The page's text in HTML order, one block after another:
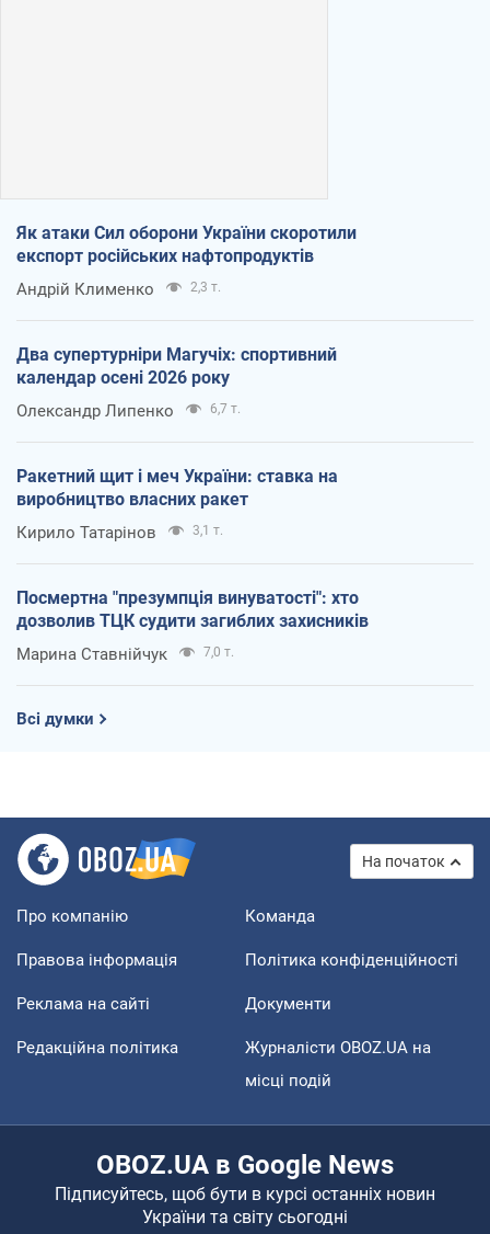
Як атаки Сил оборони України скоротили
експорт російських нафтопродуктів
Андрій Клименко 2,3 т.
Два супертурніри Магучіх: спортивний
календар осені 2026 року
Олександр Липенко 6,7 т.
Ракетний щит і меч України: ставка на
виробництво власних ракет
Кирило Татарінов 3,1 т.
Посмертна "презумпція винуватості": хто
дозволив ТЦК судити загиблих захисників
Марина Ставнійчук 7,0 т.
Всі думки
На початок
Про компанію Команда
Правова інформація Політика конфіденційності
Реклама на сайті Документи
Редакційна політика
Журналісти OBOZ.UA на
місці подій
OBOZ.UA в Google News
Підписуйтесь, щоб бути в курсі останніх новин
України та світу сьогодні